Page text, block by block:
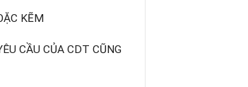
KẼM
CẦU CỦA CDT CŨNG